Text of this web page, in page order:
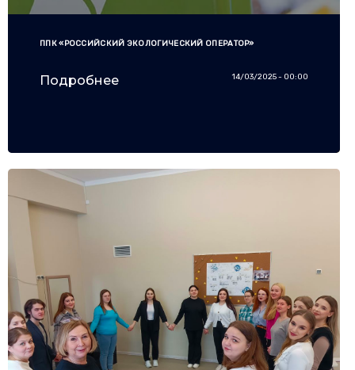
ППК «РОССИЙСКИЙ ЭКОЛОГИЧЕСКИЙ ОПЕРАТОР»
Подробнее 14/03/2025 - 00:00